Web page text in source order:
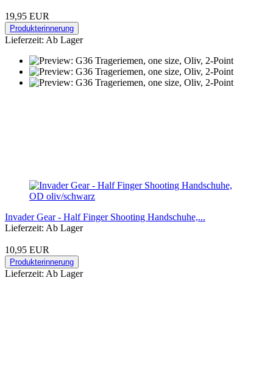
19,95 EUR
Produkterinnerung
Lieferzeit: Ab Lager
Invader Gear - Half Finger Shooting Handschuhe,...
Lieferzeit: Ab Lager
10,95 EUR
Produkterinnerung
Lieferzeit: Ab Lager